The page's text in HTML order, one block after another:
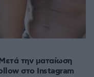
την ματαίωση
στο Instagram